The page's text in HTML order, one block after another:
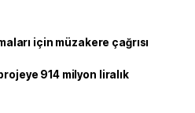
için müzakere çağrısı
914 milyon liralık